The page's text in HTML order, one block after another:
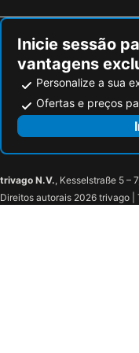
Inicie sessão
vantagens
Personalize a sua
Ofertas e preços
trivago N.V., Kesselstraße 5 –
Direitos autorais 2026 trivago |